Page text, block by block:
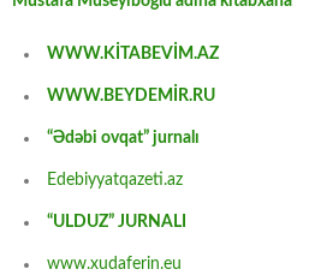
WWW.KİTABEVİM.AZ
WWW.BEYDEMİR.RU
“Ədəbi ovqat” jurnalı
Edebiyyatqazeti.az
“ULDUZ” JURNALI
www.xudaferin.eu